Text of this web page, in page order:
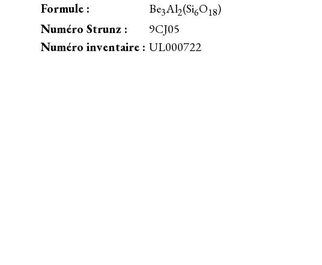
Formule :
Be3Al2(Si6O18)
Numéro Strunz :
9CJ05
Numéro inventaire : UL000722